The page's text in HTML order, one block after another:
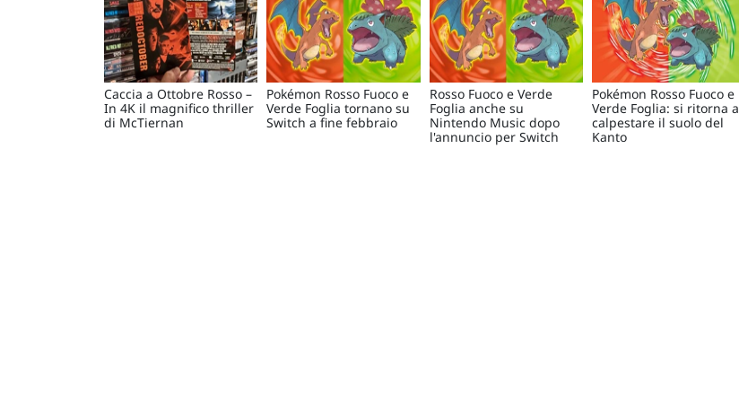
Caccia a Ottobre Rosso –
In 4K il magnifico thriller
di McTiernan
Pokémon Rosso Fuoco e
Verde Foglia tornano su
Switch a fine febbraio
Rosso Fuoco e Verde
Foglia anche su
Nintendo Music dopo
l'annuncio per Switch
Pokémon Rosso Fuoco e
Verde Foglia: si ritorna a
calpestare il suolo del
Kanto